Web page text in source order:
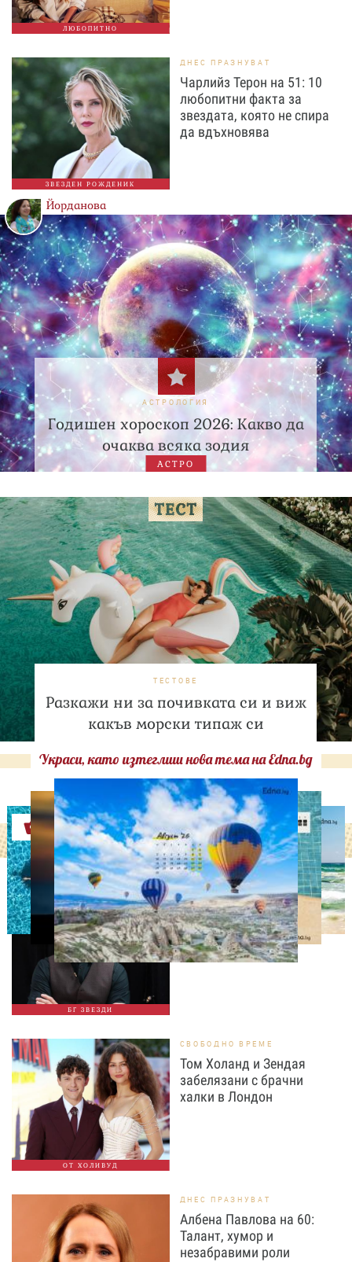
ЛЮБОПИТНО
ЗВЕЗДЕН РОЖДЕНИК
ДНЕС ПРАЗНУВАТ
Чарлийз Терон на 51: 10
любопитни факта за
звездата, която не спира
да вдъхновява
Йорданова
АСТРОЛОГИЯ
Годишен хороскоп 2026: Какво да
очаква всяка зодия
АСТРО
ТЕСТОВЕ
Разкажи ни за почивката си и виж
какъв морски типаж си
Украси, като изтеглиш нова тема на Edna.bg
Оферти
БГ ЗВЕЗДИ
ИЗВЕСТНИ
Така ли го правиш, тате?“
Дъщерята на Орлин
Павлов го имитира
ОТ ХОЛИВУД
СВОБОДНО ВРЕМЕ
Том Холанд и Зендая
забелязани с брачни
халки в Лондон
ДНЕС ПРАЗНУВАТ
Албена Павлова на 60:
Талант, хумор и
незабравими роли